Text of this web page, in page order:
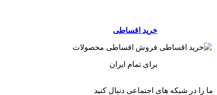
خرید اقساطی
فروش اقساطی محصولات
برای تمام ایران
ما را در شبکه های اجتماعی دنبال کنید